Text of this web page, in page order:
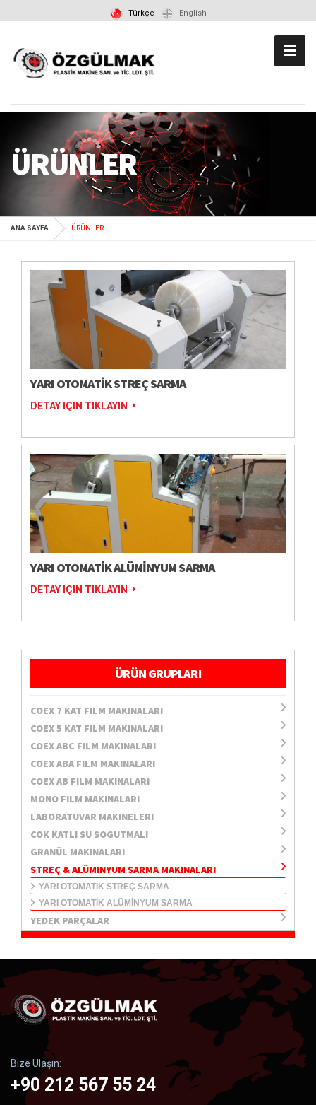
Türkçe English
ÜRÜNLER
ANA SAYFA ÜRÜNLER
YARI OTOMATİK STREÇ SARMA
DETAY IÇIN TIKLAYIN
YARI OTOMATİK ALÜMİNYUM SARMA
DETAY IÇIN TIKLAYIN
ÜRÜN GRUPLARI
COEX 7 KAT FILM MAKINALARI
COEX 5 KAT FILM MAKINALARI
COEX ABC FILM MAKINALARI
COEX ABA FILM MAKINALARI
COEX AB FILM MAKINALARI
MONO FILM MAKINALARI
LABORATUVAR MAKINELERI
COK KATLI SU SOGUTMALI
GRANÜL MAKINALARI
STREÇ & ALÜMINYUM SARMA MAKINALARI
YARI OTOMATİK STREÇ SARMA
YARI OTOMATİK ALÜMİNYUM SARMA
YEDEK PARÇALAR
Bize Ulaşın:
+90 212 567 55 24